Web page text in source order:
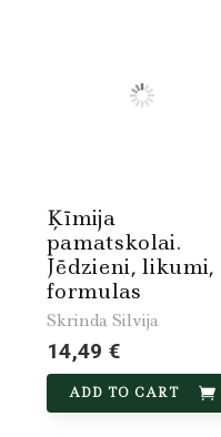
Ķīmija
pamatskolai.
Jēdzieni, likumi,
formulas
Skrinda Silvija
14,49 €
ADD TO CART